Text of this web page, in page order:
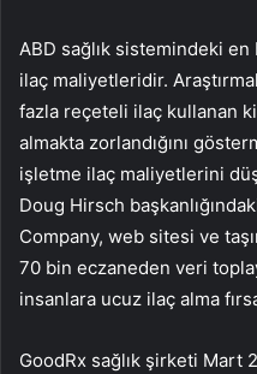
ABD sağlık sistemindeki
ilaç maliyetleridir.
fazla reçeteli ilaç kullanan
almakta zorlandığını
işletme ilaç maliyetlerini
Doug Hirsch
Company, web sitesi ve
70 bin eczaneden veri
insanlara ucuz ilaç alma
GoodRx sağlık şirketi Mart